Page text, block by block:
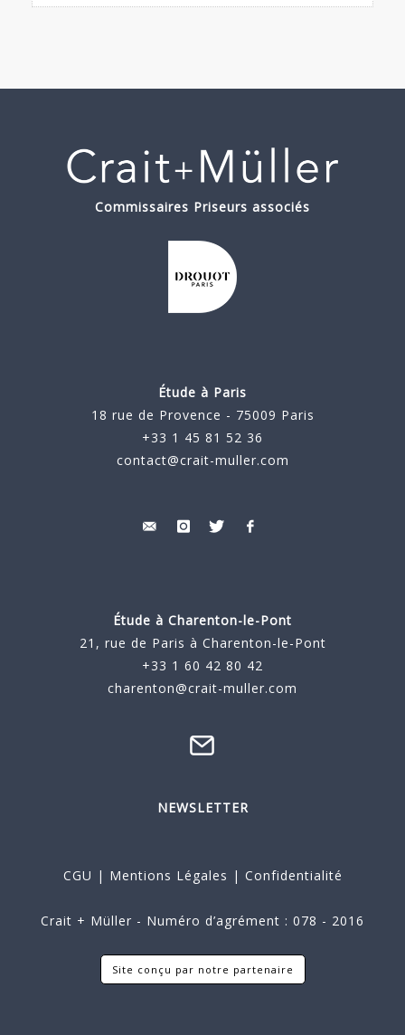
Commissaires Priseurs associés
Étude à Paris
18 rue de Provence - 75009 Paris
+33 1 45 81 52 36
contact@crait-muller.com
Étude à Charenton-le-Pont
21, rue de Paris à Charenton-le-Pont
+33 1 60 42 80 42
charenton@crait-muller.com
NEWSLETTER
CGU | Mentions Légales | Confidentialité
Crait + Müller - Numéro d’agrément : 078 - 2016
Site conçu par notre partenaire